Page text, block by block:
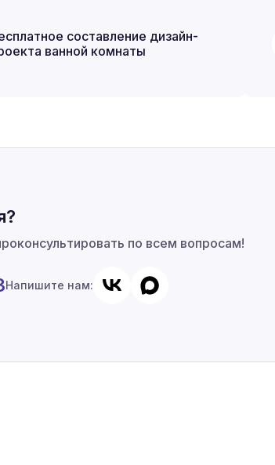
составление дизайн-
ванной комнаты
по всем вопросам!
Напишите нам: